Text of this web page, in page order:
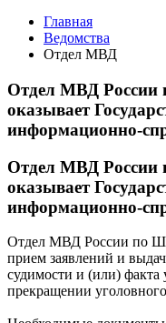
Главная
Ведомства
Отдел МВД
Отдел МВД России
оказывает
информационно-
Отдел МВД России
оказывает
информационно-
Отдел МВД России по
прием заявлений и
судимости и (или) факта
прекращении